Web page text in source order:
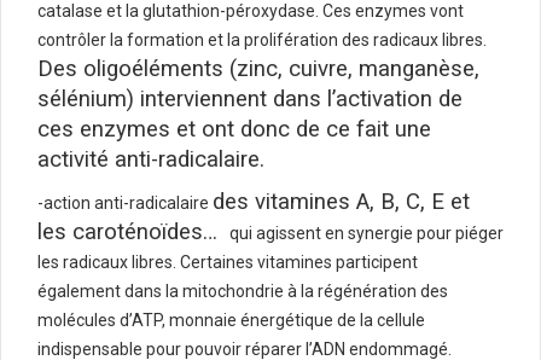
catalase et la glutathion-péroxydase. Ces enzymes vont
contrôler la formation et la prolifération des radicaux libres.
Des oligoéléments (zinc, cuivre, manganèse,
sélénium) interviennent dans l’activation de
ces enzymes et ont donc de ce fait une
activité anti-radicalaire.
-action anti-radicalaire des vitamines A, B, C, E et
les caroténoïdes…
qui agissent en synergie pour piéger
les radicaux libres. Certaines vitamines participent
également dans la mitochondrie à la régénération des
molécules d’ATP, monnaie énergétique de la cellule
indispensable pour pouvoir réparer l’ADN endommagé.